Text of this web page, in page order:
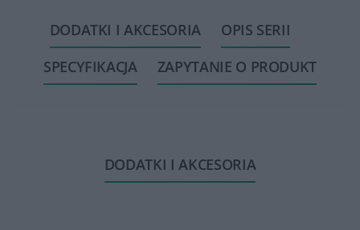
DODATKI I AKCESORIA
OPIS SERII
SPECYFIKACJA
ZAPYTANIE O PRODUKT
DODATKI I AKCESORIA